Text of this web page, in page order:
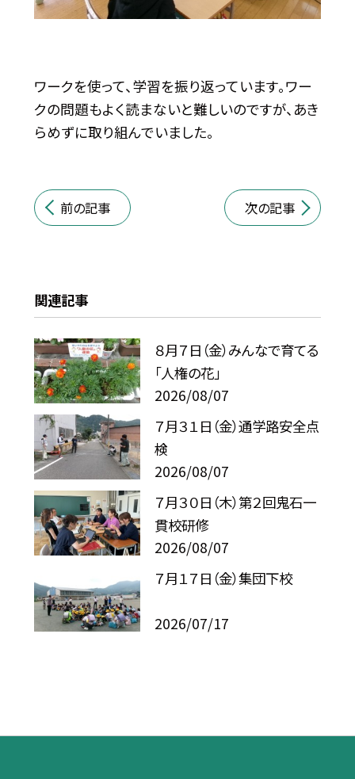
ワークを使って、学習を振り返っています。ワー
クの問題もよく読まないと難しいのですが、あき
らめずに取り組んでいました。
前の記事 次の記事
関連記事
８月７日（金）みんなで育てる
「人権の花」
2026/08/07
７月３１日（金）通学路安全点
検
2026/08/07
７月３０日（木）第２回鬼石一
貫校研修
2026/08/07
７月１７日（金）集団下校
2026/07/17